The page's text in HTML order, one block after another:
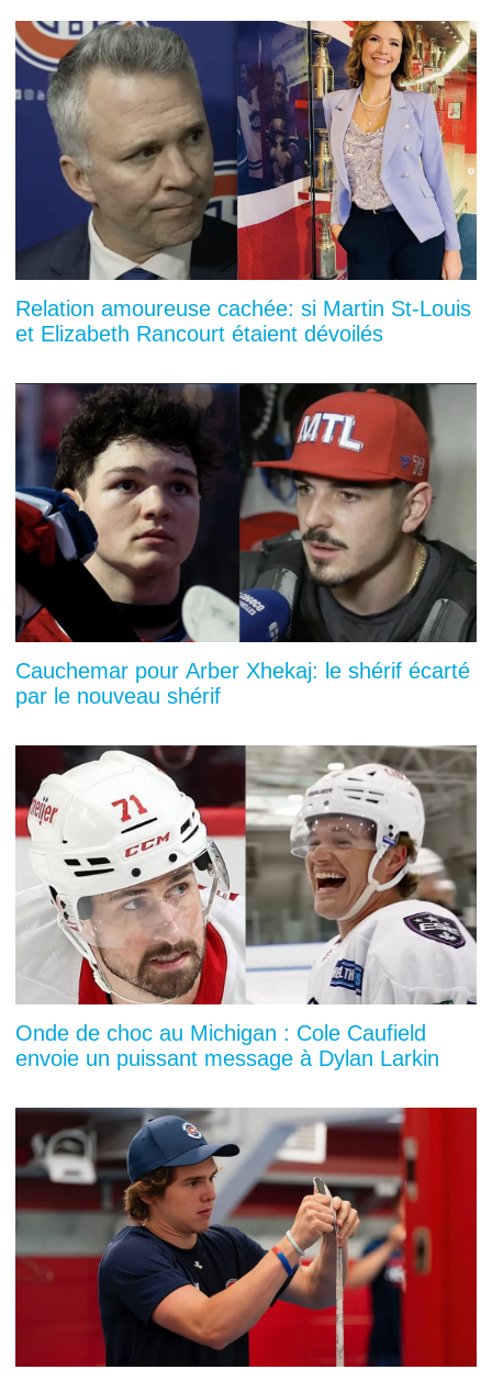
Relation amoureuse cachée: si Martin St-Louis
et Elizabeth Rancourt étaient dévoilés
Cauchemar pour Arber Xhekaj: le shérif écarté
par le nouveau shérif
Onde de choc au Michigan : Cole Caufield
envoie un puissant message à Dylan Larkin